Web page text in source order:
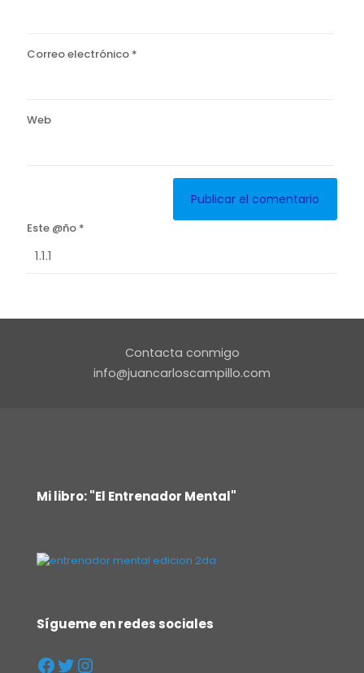
Correo electrónico *
Web
Este @ño *
Contacta conmigo
info@juancarloscampillo.com
Mi libro: "El Entrenador Mental"
Sígueme en redes sociales